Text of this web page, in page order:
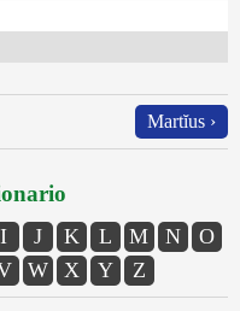
Martĭus ›
I J K L M N
O
W X Y Z